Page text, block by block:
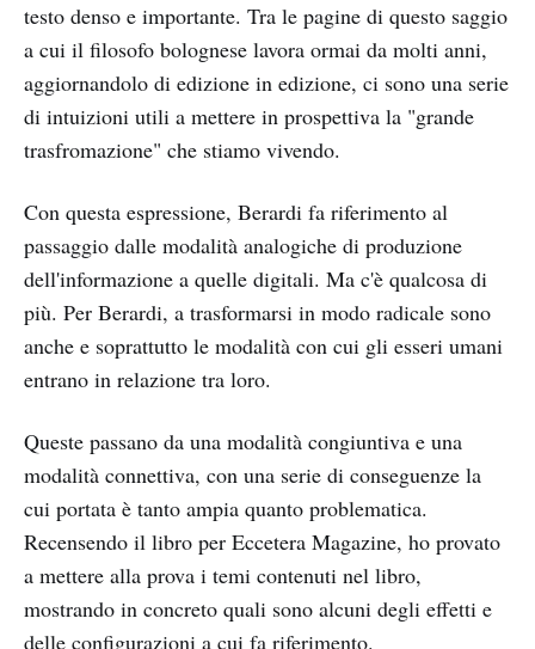
testo denso e importante. Tra le pagine di questo saggio
a cui il filosofo bolognese lavora ormai da molti anni,
aggiornandolo di edizione in edizione, ci sono una serie
di intuizioni utili a mettere in prospettiva la "grande
trasfromazione" che stiamo vivendo.
Con questa espressione, Berardi fa riferimento al
passaggio dalle modalità analogiche di produzione
dell'informazione a quelle digitali. Ma c'è qualcosa di
più. Per Berardi, a trasformarsi in modo radicale sono
anche e soprattutto le modalità con cui gli esseri umani
entrano in relazione tra loro.
Queste passano da una modalità congiuntiva e una
modalità connettiva, con una serie di conseguenze la
cui portata è tanto ampia quanto problematica.
Recensendo il libro per Eccetera Magazine, ho provato
a mettere alla prova i temi contenuti nel libro,
mostrando in concreto quali sono alcuni degli effetti e
delle configurazioni a cui fa riferimento.